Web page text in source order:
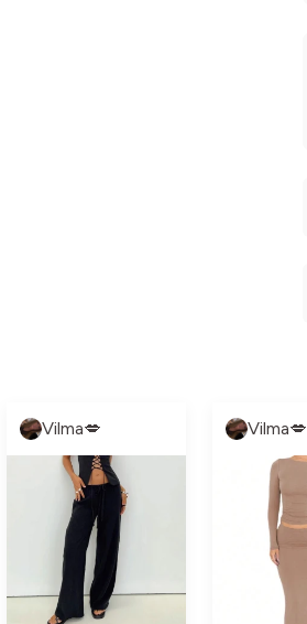
Vilma💋 Vilma💋